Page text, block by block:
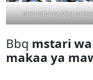
matumizi-ya-bbq-
Bbq mstari
makaa ya